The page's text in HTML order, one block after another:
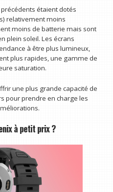
étaient dotés
relativement moins
moins de batterie mais sont
plein soleil. Les écrans
à être plus lumineux,
plus rapides, une gamme de
saturation.
une plus grande capacité de
pour prendre en charge les
​​à petit prix ?